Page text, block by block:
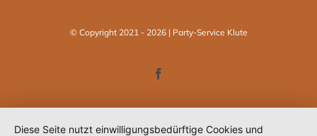
© Copyright 2021 - 2026 | Party-Service Klute
Diese Seite nutzt einwilligungsbedürftige Cookies und